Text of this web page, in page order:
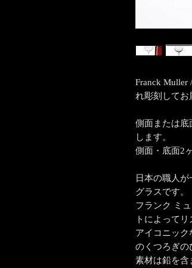
Franck Muller
れ彫刻してお
側面または底
します。
側面・底面2
日本の職人
グラスです。
フランク ミ
トによって
アイコニッ
のくつろぎの
素材は鉛を含